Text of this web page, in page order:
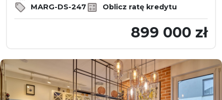
MARG-DS-247 Oblicz ratę kredytu
899 000 zł